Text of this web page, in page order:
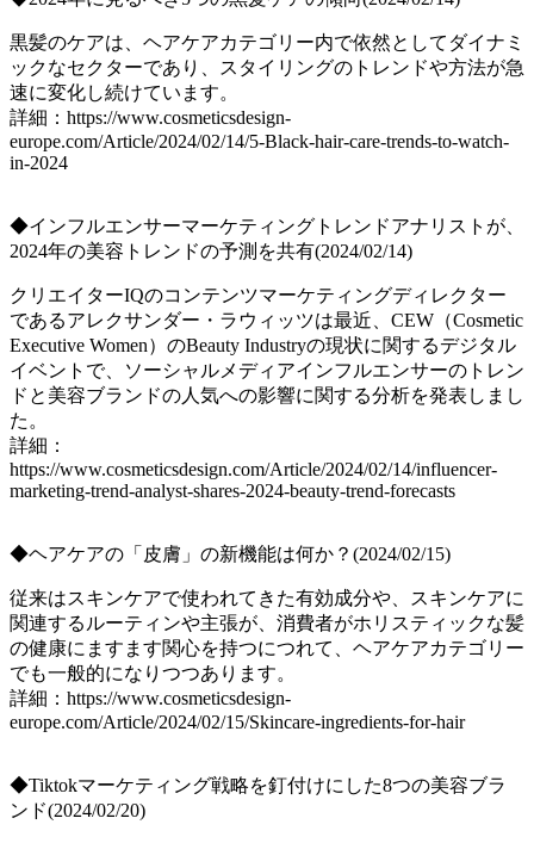
黒髪のケアは、ヘアケアカテゴリー内で依然としてダイナミ
ックなセクターであり、スタイリングのトレンドや方法が急
速に変化し続けています。
詳細：https://www.cosmeticsdesign-
europe.com/Article/2024/02/14/5-Black-hair-care-trends-to-watch-
in-2024
◆インフルエンサーマーケティングトレンドアナリストが、
2024年の美容トレンドの予測を共有(2024/02/14)
クリエイターIQのコンテンツマーケティングディレクター
であるアレクサンダー・ラウィッツは最近、CEW（Cosmetic
Executive Women）のBeauty Industryの現状に関するデジタル
イベントで、ソーシャルメディアインフルエンサーのトレン
ドと美容ブランドの人気への影響に関する分析を発表しまし
た。
詳細：
https://www.cosmeticsdesign.com/Article/2024/02/14/influencer-
marketing-trend-analyst-shares-2024-beauty-trend-forecasts
◆ヘアケアの「皮膚」の新機能は何か？(2024/02/15)
従来はスキンケアで使われてきた有効成分や、スキンケアに
関連するルーティンや主張が、消費者がホリスティックな髪
の健康にますます関心を持つにつれて、ヘアケアカテゴリー
でも一般的になりつつあります。
詳細：https://www.cosmeticsdesign-
europe.com/Article/2024/02/15/Skincare-ingredients-for-hair
◆Tiktokマーケティング戦略を釘付けにした8つの美容ブラ
ンド(2024/02/20)